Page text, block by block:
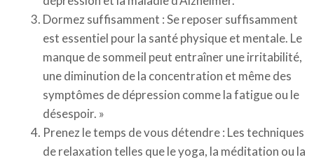
Dormez suffisamment : Se reposer suffisamment
est essentiel pour la santé physique et mentale. Le
manque de sommeil peut entraîner une irritabilité,
une diminution de la concentration et même des
symptômes de dépression comme la fatigue ou le
désespoir. »
Prenez le temps de vous détendre : Les techniques
de relaxation telles que le yoga, la méditation ou la